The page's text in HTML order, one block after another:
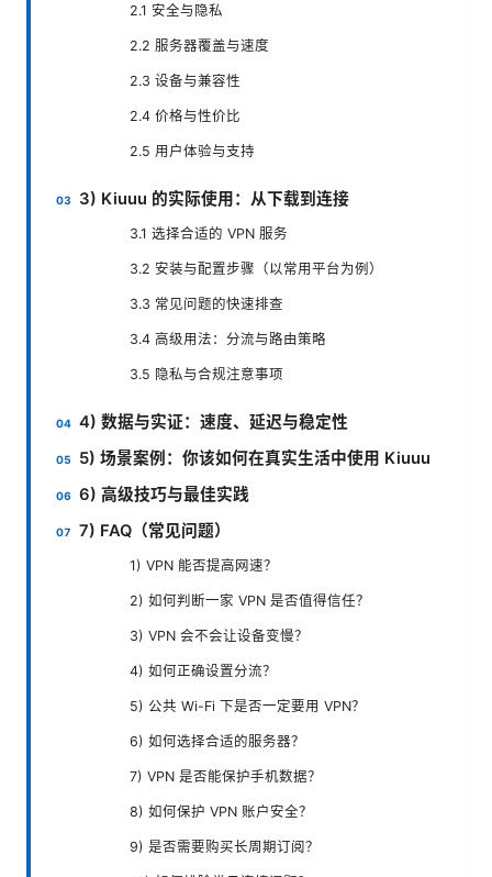
2.1 安全与隐私
2.2 服务器覆盖与速度
2.3 设备与兼容性
2.4 价格与性价比
2.5 用户体验与支持
3) Kiuuu 的实际使用：从下载到连接
3.1 选择合适的 VPN 服务
3.2 安装与配置步骤（以常用平台为例）
3.3 常见问题的快速排查
3.4 高级用法：分流与路由策略
3.5 隐私与合规注意事项
4) 数据与实证：速度、延迟与稳定性
5) 场景案例：你该如何在真实生活中使用 Kiuuu
6) 高级技巧与最佳实践
7) FAQ（常见问题）
1) VPN 能否提高网速？
2) 如何判断一家 VPN 是否值得信任？
3) VPN 会不会让设备变慢？
4) 如何正确设置分流？
5) 公共 Wi-Fi 下是否一定要用 VPN？
6) 如何选择合适的服务器？
7) VPN 是否能保护手机数据？
8) 如何保护 VPN 账户安全？
9) 是否需要购买长周期订阅？